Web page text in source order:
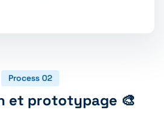
Process 02
et prototypage 🎨